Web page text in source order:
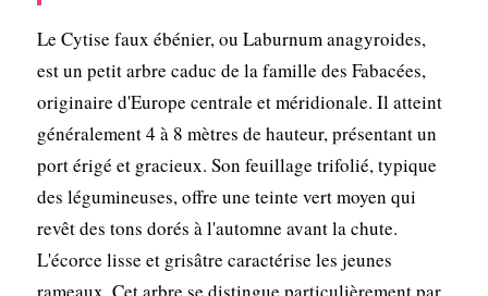
Le Cytise faux ébénier, ou Laburnum anagyroides,
est un petit arbre caduc de la famille des Fabacées,
originaire d'Europe centrale et méridionale. Il atteint
généralement 4 à 8 mètres de hauteur, présentant un
port érigé et gracieux. Son feuillage trifolié, typique
des légumineuses, offre une teinte vert moyen qui
revêt des tons dorés à l'automne avant la chute.
L'écorce lisse et grisâtre caractérise les jeunes